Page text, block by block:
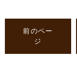
前のペー
ジ